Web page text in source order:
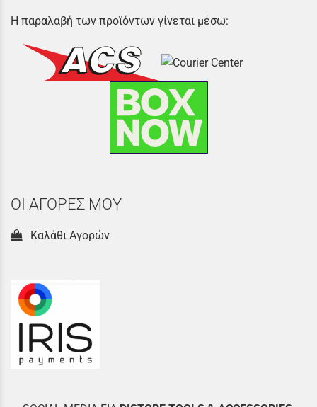
Η παραλαβή των προϊόντων γίνεται μέσω:
ΟΙ ΑΓΟΡΕΣ ΜΟΥ
Καλάθι Αγορών